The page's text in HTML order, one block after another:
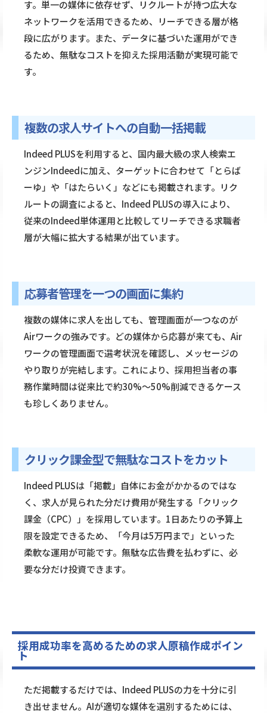
す。単一の媒体に依存せず、リクルートが持つ広大な
ネットワークを活用できるため、リーチできる層が格
段に広がります。また、データに基づいた運用ができ
るため、無駄なコストを抑えた採用活動が実現可能で
す。
複数の求人サイトへの自動一括掲載
Indeed PLUSを利用すると、国内最大級の求人検索エ
ンジンIndeedに加え、ターゲットに合わせて「とらば
ーゆ」や「はたらいく」などにも掲載されます。リク
ルートの調査によると、Indeed PLUSの導入により、
従来のIndeed単体運用と比較してリーチできる求職者
層が大幅に拡大する結果が出ています。
応募者管理を一つの画面に集約
複数の媒体に求人を出しても、管理画面が一つなのが
Airワークの強みです。どの媒体から応募が来ても、Air
ワークの管理画面で選考状況を確認し、メッセージの
やり取りが完結します。これにより、採用担当者の事
務作業時間は従来比で約30%〜50%削減できるケース
も珍しくありません。
クリック課金型で無駄なコストをカット
Indeed PLUSは「掲載」自体にお金がかかるのではな
く、求人が見られた分だけ費用が発生する「クリック
課金（CPC）」を採用しています。1日あたりの予算上
限を設定できるため、「今月は5万円まで」といった
柔軟な運用が可能です。無駄な広告費を払わずに、必
要な分だけ投資できます。
採用成功率を高めるための求人原稿作成ポイン
ト
ただ掲載するだけでは、Indeed PLUSの力を十分に引
き出せません。AIが適切な媒体を選別するためには、